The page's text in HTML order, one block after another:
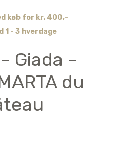
køb for kr. 400,-
1 - 3 hverdage
Giada -
du